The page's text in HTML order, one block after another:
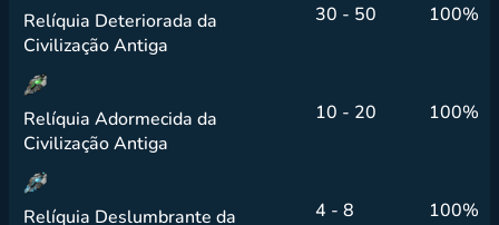
Relíquia Deteriorada da
Civilização Antiga
30 - 50 100%
Relíquia Adormecida da
Civilização Antiga
10 - 20 100%
Relíquia Deslumbrante da
4 - 8 100%